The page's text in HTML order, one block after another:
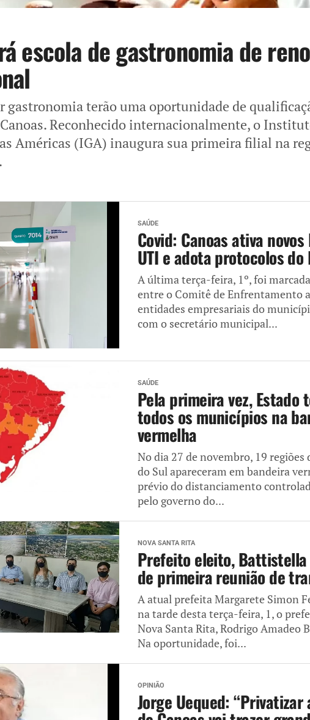
escola de gastronomia de
gastronomia terão uma oportunidade de
Reconhecido internacionalmente, o
Américas (IGA) inaugura sua primeira filial na
SAÚDE
Covid: Canoas ativa
UTI e adota protocolos do
A última terça-feira, 1º, foi
entre o Comitê de Enfrentamento
entidades empresariais do
com o secretário municipal...
SAÚDE
Pela primeira vez, Estado
todos os municípios na
vermelha
No dia 27 de novembro, 19 regiões
do Sul apareceram em bandeira
prévio do distanciamento
pelo governo do...
NOVA SANTA RITA
Prefeito eleito,
de primeira reunião de
A atual prefeita Margarete Simon
na tarde desta terça-feira, 1, o
Nova Santa Rita, Rodrigo Amadeo
Na oportunidade, foi...
OPINIÃO
Jorge Uequed: “Privatizar